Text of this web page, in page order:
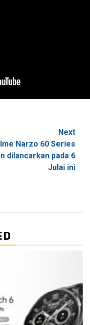
Next
Narzo 60 Series
dilancarkan pada 6
Julai ini